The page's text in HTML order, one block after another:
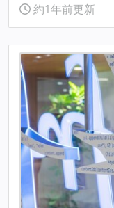
約1年前更新